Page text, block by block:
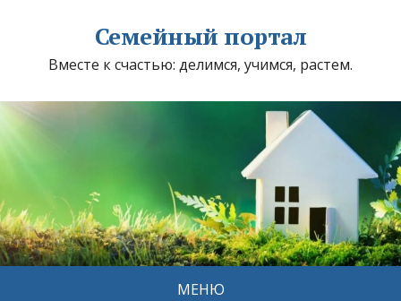
Семейный портал
Вместе к счастью: делимся, учимся, растем.
МЕНЮ